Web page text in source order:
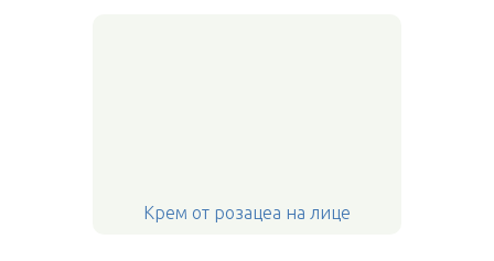
Крем от розацеа на лице